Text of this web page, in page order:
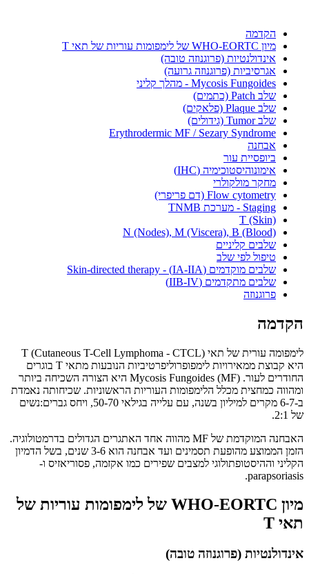
הקדמה
מיון WHO-EORTC של לימפומות עוריות של תאי T
אינדולנטיות (פרוגנוזה טובה)
אגרסיביות (פרוגנוזה גרועה)
Mycosis Fungoides - מהלך קליני
שלב Patch (כתמים)
שלב Plaque (פלאקים)
שלב Tumor (גידולים)
Erythrodermic MF / Sezary Syndrome
אבחנה
ביופסיית עור
אימונוהיסטוכימיה (IHC)
מחקר מולקולרי
Flow cytometry (דם פריפרי)
Staging - מערכת TNMB
T (Skin)
N (Nodes), M (Viscera), B (Blood)
שלבים קליניים
טיפול לפי שלב
שלבים מוקדמים (IA-IIA) - Skin-directed therapy
שלבים מתקדמים (IIB-IV)
פרוגנוזה
הקדמה
לימפומה עורית של תאי T (Cutaneous T-Cell Lymphoma - CTCL)
היא קבוצת ממאירויות לימפופרוליפרטיביות הנובעות מתאי T בוגרים
החודרים לעור. Mycosis Fungoides (MF) היא הצורה השכיחה ביותר
ומהווה כמחצית מכלל הלימפומות העוריות הראשוניות. שכיחותה נאמדת
ב-6-7 מקרים למיליון בשנה, עם עלייה בגילאי 50-70, ויחס גברים:נשים
של 2:1.
האבחנה המוקדמת של MF מהווה אחד האתגרים הגדולים בדרמטולוגיה.
הזמן הממוצע מהופעת תסמינים ועד אבחנה הוא 3-6 שנים, בשל הדמיון
הקליני וההיסטופתולוגי למצבים שפירים כמו אקזמה, פסוריאזיס ו-
parapsoriasis.
מיון WHO-EORTC של לימפומות עוריות של
תאי T
אינדולנטיות (פרוגנוזה טובה)